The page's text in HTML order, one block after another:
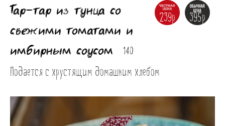
395р
239р
Тар-тар из тунца со
свежими томатами и
имбирным соусом
140
Подается с хрустящим домашним хлебом